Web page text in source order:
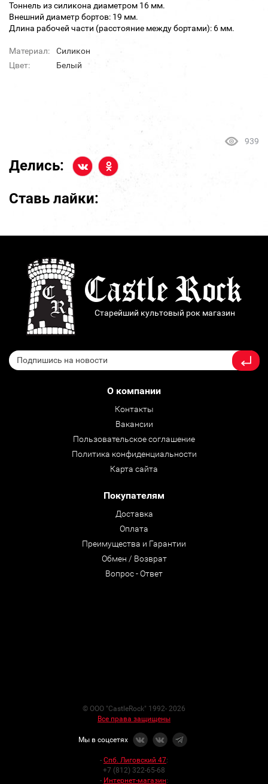
Тоннель из силикона диаметром 16 мм.
Внешний диаметр бортов: 19 мм.
Длина рабочей части (расстояние между бортами): 6 мм.
Материал:
Силикон
Цвет:
Белый
939
Делись:
Ставь лайки:
Старейший культовый рок магазин
О компании
Контакты
Вакансии
Пользовательское соглашение
Политика конфиденциальности
Карта сайта
Покупателям
Доставка
Оплата
Преимущества и Гарантии
Обмен / Возврат
Вопрос - Ответ
© ООО "CastleRock" 1992- 2026
Все права защищены
Мы в соцсетях
- Спб. Лиговский 47:
+7 (812) 322-65-68
- Интернет-магазин: